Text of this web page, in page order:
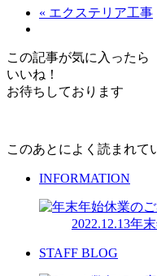
« エクステリア工事
この記事が気に入ったら
いいね！
お待ちしております
このあとによく読まれて
INFORMATION
2022.12.13年
STAFF BLOG